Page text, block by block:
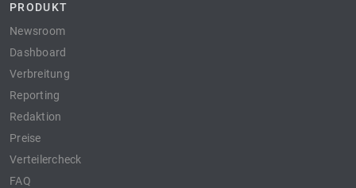
PRODUKT
Newsroom
Dashboard
Verbreitung
Reporting
Redaktion
Preise
Verteilercheck
FAQ